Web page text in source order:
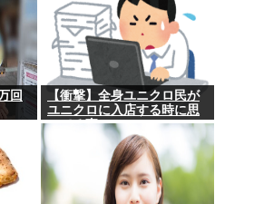
回
【衝撃】全身ユニクロ民が
ユニクロに入店する時に思
ってる事・・・・・